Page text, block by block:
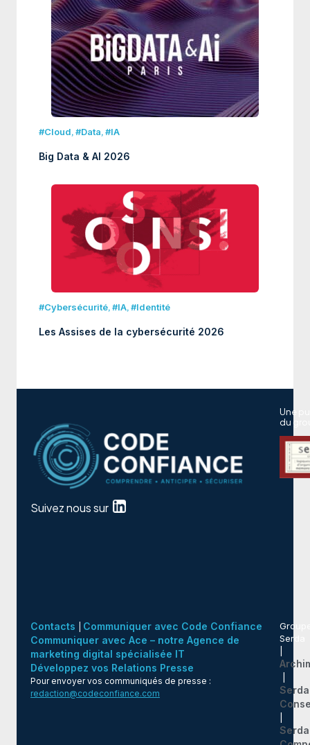
#Cloud,#Data,#IA
Big Data & AI 2026
#Cybersécurité,#IA,#Identité
Les Assises de la cybersécurité 2026
Suivez nous sur
Une
du
Contacts
Communiquer avec Code Confiance
Communiquer avec Ace – notre Agence de
marketing digital spécialisée IT
Développez vos Relations Presse
Pour envoyer vos communiqués de presse :
redaction@codeconfiance.com
Serda
Serda
Serda